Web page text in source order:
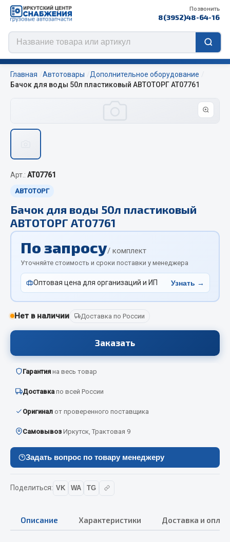
Позвонить
8(3952)48-64-16
QITONG
Отопители салона, подогреватели
Автономные воздушные отопители
Жидкостные подогреватели
Отопители салона
Подогреватели тосола
Автотовары
Автокаталоги
Аксессуары автомобильные
Брызговики
Показать ещё
Главная Автотовары
Дополнительное оборудование
Бачок для воды 50л пластиковый АВТОТОРГ АТ07761
Арт.: AT07761
АВТОТОРГ
Бачок для воды 50л пластиковый
АВТОТОРГ АТ07761
По запросу/ комплект
Уточняйте стоимость и сроки поставки у менеджера
Оптовая цена для организаций и ИП Узнать →
Нет в наличии Доставка по России
Заказать
Гарантия на весь товар
Доставка по всей России
Оригинал от проверенного поставщика
Самовывоз Иркутск, Трактовая 9
Задать вопрос по товару менеджеру
Поделиться: VK WA TG
Описание Характеристики Доставка и